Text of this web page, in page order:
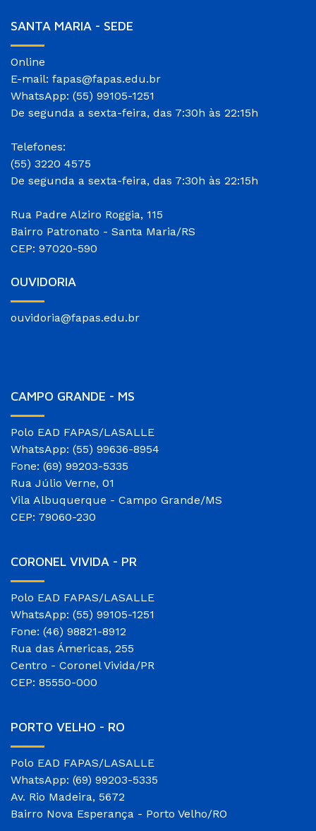
SANTA MARIA - SEDE
Online
E-mail: fapas@fapas.edu.br
WhatsApp: (55) 99105-1251
De segunda a sexta-feira, das 7:30h às 22:15h
Telefones:
(55) 3220 4575
De segunda a sexta-feira, das 7:30h às 22:15h
Rua Padre Alziro Roggia, 115
Bairro Patronato - Santa Maria/RS
CEP: 97020-590
OUVIDORIA
ouvidoria@fapas.edu.br
CAMPO GRANDE - MS
Polo EAD FAPAS/LASALLE
WhatsApp: (55) 99636-8954
Fone: (69) 99203-5335
Rua Júlio Verne, 01
Vila Albuquerque - Campo Grande/MS
CEP: 79060-230
CORONEL VIVIDA - PR
Polo EAD FAPAS/LASALLE
WhatsApp: (55) 99105-1251
Fone: (46) 98821-8912
Rua das Ámericas, 255
Centro - Coronel Vivida/PR
CEP: 85550-000
PORTO VELHO - RO
Polo EAD FAPAS/LASALLE
WhatsApp: (69) 99203-5335
Av. Rio Madeira, 5672
Bairro Nova Esperança - Porto Velho/RO